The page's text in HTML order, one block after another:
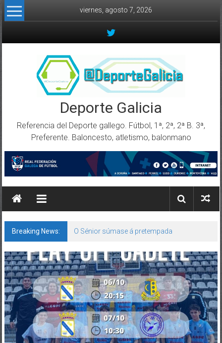
Skip to content
viernes, agosto 7, 2026
Deporte Galicia
Referencia del Deporte gallego. Fútbol, 1ª, 2ª, 2ª B. 3ª,
Preferente. Baloncesto, atletismo, balonmano
Breaking News: O Sénior súmase á pretempada